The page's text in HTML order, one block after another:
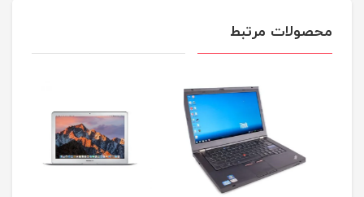
محصولات مرتبط